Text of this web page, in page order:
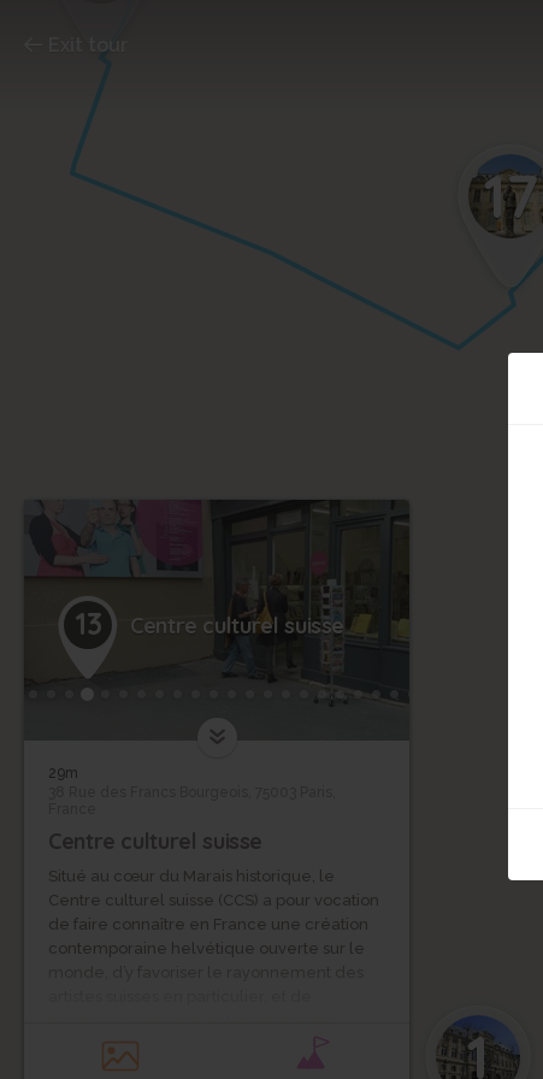
17
1
Exit tour
13 Centre culturel suisse
29m
Centre culturel suisse
Situé au cœur du Marais historique, le
Centre culturel suisse (CCS) a pour vocation
de faire connaître en France une création
contemporaine helvétique ouverte sur le
artistiques suisses et françaises.